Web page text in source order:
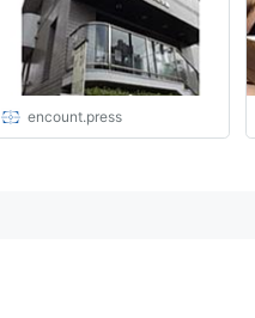
encount.press